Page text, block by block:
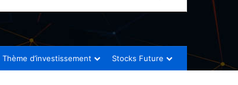
Thème d’investissement Stocks Future